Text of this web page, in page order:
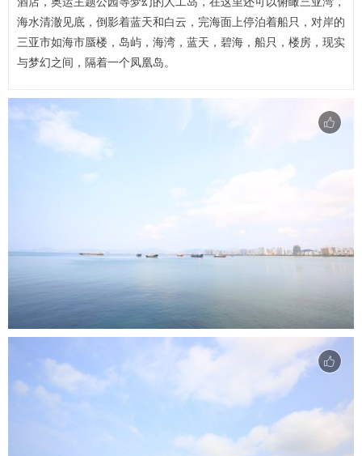
海水清澈见底，倒影着蓝天和白云，完海面上停泊着船只，对岸的
三亚市如海市蜃楼，岛屿，海湾，蓝天，碧海，船只，楼房，现实
与梦幻之间，隔着一个凤凰岛。